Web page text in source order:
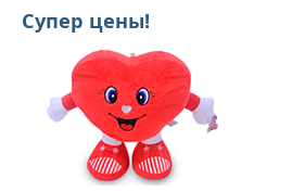
Супер цены!